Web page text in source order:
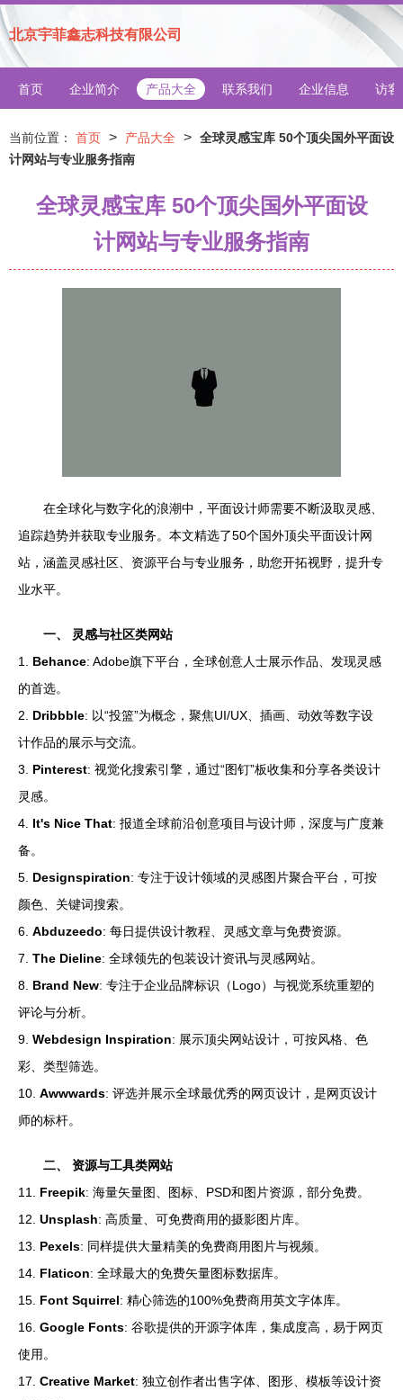
北京宇菲鑫志科技有限公司
首页 企业简介 产品大全 联系我们 企业信息 访客
当前位置： 首页 > 产品大全 > 全球灵感宝库 50个顶尖国外平面设
计网站与专业服务指南
全球灵感宝库 50个顶尖国外平面设
计网站与专业服务指南
在全球化与数字化的浪潮中，平面设计师需要不断汲取灵感、
追踪趋势并获取专业服务。本文精选了50个国外顶尖平面设计网
站，涵盖灵感社区、资源平台与专业服务，助您开拓视野，提升专
业水平。
一、 灵感与社区类网站
1. Behance: Adobe旗下平台，全球创意人士展示作品、发现灵感
的首选。
2. Dribbble: 以“投篮”为概念，聚焦UI/UX、插画、动效等数字设
计作品的展示与交流。
3. Pinterest: 视觉化搜索引擎，通过“图钉”板收集和分享各类设计
灵感。
4. It's Nice That: 报道全球前沿创意项目与设计师，深度与广度兼
备。
5. Designspiration: 专注于设计领域的灵感图片聚合平台，可按
颜色、关键词搜索。
6. Abduzeedo: 每日提供设计教程、灵感文章与免费资源。
7. The Dieline: 全球领先的包装设计资讯与灵感网站。
8. Brand New: 专注于企业品牌标识（Logo）与视觉系统重塑的
评论与分析。
9. Webdesign Inspiration: 展示顶尖网站设计，可按风格、色
彩、类型筛选。
10. Awwwards: 评选并展示全球最优秀的网页设计，是网页设计
师的标杆。
二、 资源与工具类网站
11. Freepik: 海量矢量图、图标、PSD和图片资源，部分免费。
12. Unsplash: 高质量、可免费商用的摄影图片库。
13. Pexels: 同样提供大量精美的免费商用图片与视频。
14. Flaticon: 全球最大的免费矢量图标数据库。
15. Font Squirrel: 精心筛选的100%免费商用英文字体库。
16. Google Fonts: 谷歌提供的开源字体库，集成度高，易于网页
使用。
17. Creative Market: 独立创作者出售字体、图形、模板等设计资